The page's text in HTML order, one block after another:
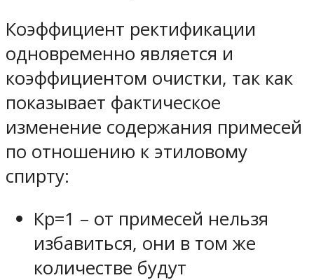
Коэффициент ректификации
одновременно является и
коэффициентом очистки, так как
показывает фактическое
изменение содержания примесей
по отношению к этиловому
спирту:
Кр=1 – от примесей нельзя
избавиться, они в том же
количестве будут